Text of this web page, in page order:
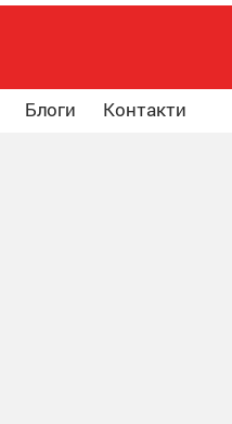
Блоги Контакти